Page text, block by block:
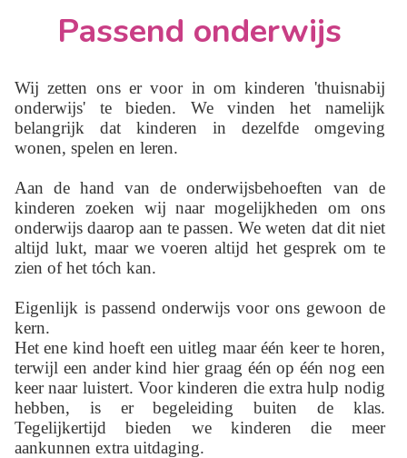
Passend onderwijs
Wij zetten ons er voor in om kinderen 'thuisnabij
onderwijs' te bieden. We vinden het namelijk
belangrijk dat kinderen in dezelfde omgeving
wonen, spelen en leren.
Aan de hand van de onderwijsbehoeften van de
kinderen zoeken wij naar mogelijkheden om ons
onderwijs daarop aan te passen. We weten dat dit niet
altijd lukt, maar we voeren altijd het gesprek om te
zien of het tóch kan.
Eigenlijk is passend onderwijs voor ons gewoon de
kern.
Het ene kind hoeft een uitleg maar één keer te horen,
terwijl een ander kind hier graag één op één nog een
keer naar luistert. Voor kinderen die extra hulp nodig
hebben, is er begeleiding buiten de klas.
Tegelijkertijd bieden we kinderen die meer
aankunnen extra uitdaging.